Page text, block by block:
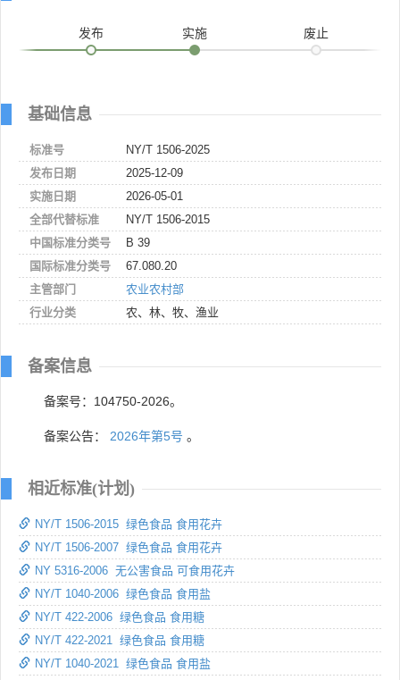
发布 实施 废止
基础信息
标准号
NY/T 1506-2025
发布日期
2025-12-09
实施日期
2026-05-01
全部代替标准
NY/T 1506-2015
中国标准分类号
B 39
国际标准分类号
67.080.20
主管部门
农业农村部
行业分类
农、林、牧、渔业
备案信息
备案号：104750-2026。
备案公告： 2026年第5号 。
相近标准(计划)
NY/T 1506-2015 绿色食品 食用花卉
NY/T 1506-2007 绿色食品 食用花卉
NY 5316-2006 无公害食品 可食用花卉
NY/T 1040-2006 绿色食品 食用盐
NY/T 422-2006 绿色食品 食用糖
NY/T 422-2021 绿色食品 食用糖
NY/T 1040-2021 绿色食品 食用盐